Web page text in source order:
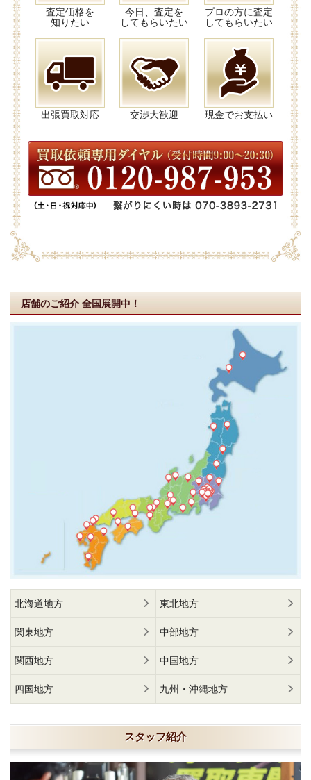
査定価格を
知りたい
今日、査定を
してもらいたい
プロの方に査定
してもらいたい
出張買取対応 交渉大歓迎 現金でお支払い
店舗のご紹介 全国展開中！
北海道地方 東北地方
関東地方 中部地方
関西地方 中国地方
四国地方 九州・沖縄地方
スタッフ紹介